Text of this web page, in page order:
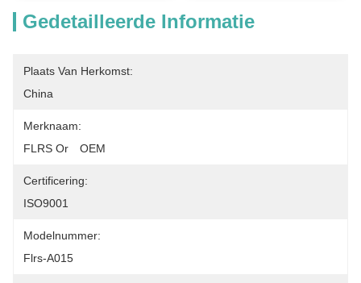
Gedetailleerde Informatie
Plaats Van Herkomst:
China
Merknaam:
FLRS Or　OEM
Certificering:
ISO9001
Modelnummer:
Flrs-A015